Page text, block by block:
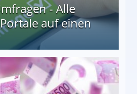
- Alle
auf einen